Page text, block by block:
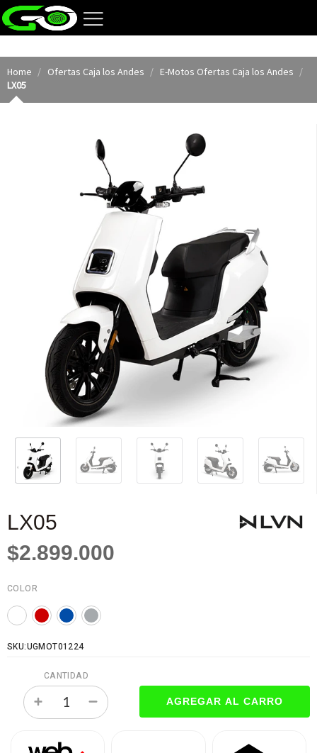
Home Ofertas Caja los Andes
E-Motos Ofertas Caja los Andes
LX05
LX05
$2.899.000
COLOR
SKU:UGMOT01224
CANTIDAD